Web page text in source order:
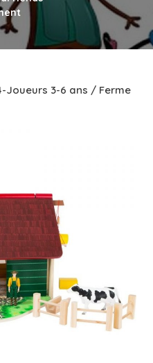
Joueurs 3-6 ans / Ferme